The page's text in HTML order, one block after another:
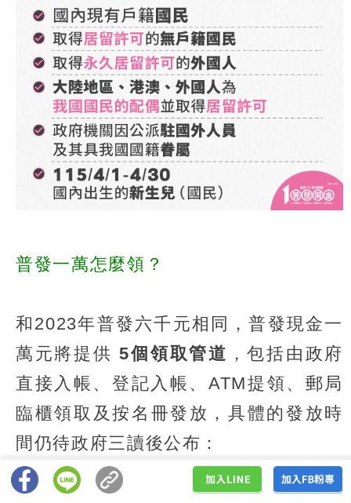
普發一萬怎麼領？
和2023年普發六千元相同，普發現金一
萬元將提供5個領取管道 ，包括由政府
直接入帳、登記入帳、ATM提領、郵局
臨櫃領取及按名冊發放，具體的發放時
間仍待政府三讀後公布：